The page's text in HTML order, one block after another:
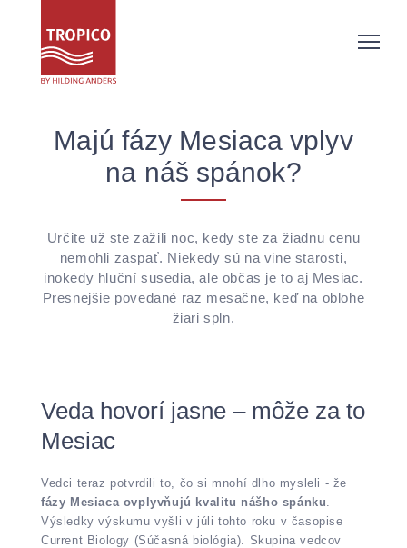
Majú fázy Mesiaca vplyv
na náš spánok?
Určite už ste zažili noc, kedy ste za žiadnu cenu
nemohli zaspať. Niekedy sú na vine starosti,
inokedy hluční susedia, ale občas je to aj Mesiac.
Presnejšie povedané raz mesačne, keď na oblohe
žiari spln.
Veda hovorí jasne – môže za to
Mesiac
Vedci teraz potvrdili to, čo si mnohí dlho mysleli - že
fázy Mesiaca ovplyvňujú kvalitu nášho spánku
Výsledky výskumu vyšli v júli tohto roku v časopise
Current Biology (Súčasná biológia). Skupina vedcov